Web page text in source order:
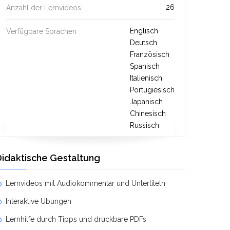
Anzahl der Lernvideos 26
Verfügbare Sprachen
Englisch
Deutsch
Französisch
Spanisch
Italienisch
Portugiesisch
Japanisch
Chinesisch
Russisch
Gestaltung
Lernvideos mit Audiokommentar und Untertiteln
Interaktive Übungen
Lernhilfe durch Tipps und druckbare PDFs